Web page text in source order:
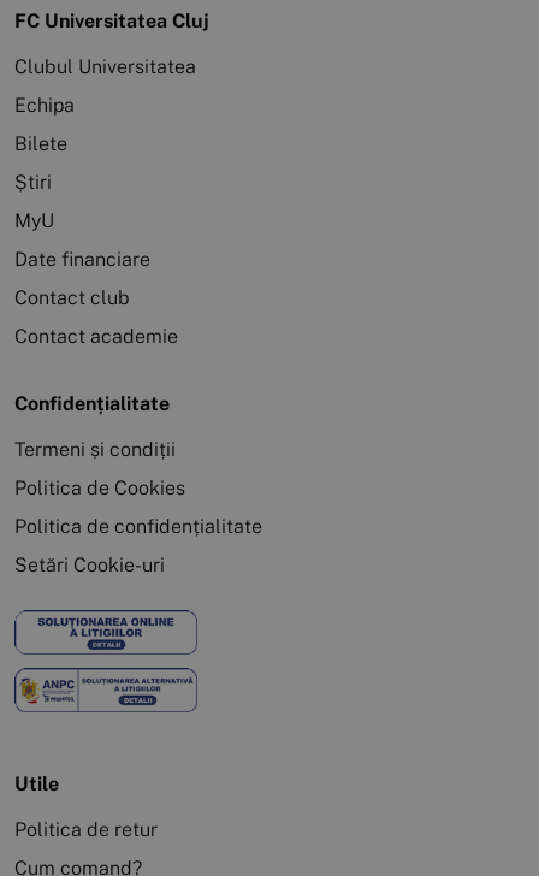
FC Universitatea Cluj
Clubul Universitatea
Echipa
Bilete
Știri
MyU
Date financiare
Contact club
Contact academie
Confidențialitate
Termeni și condiții
Politica de Cookies
Politica de confidențialitate
Setări Cookie-uri
Utile
Politica de retur
Cum comand?